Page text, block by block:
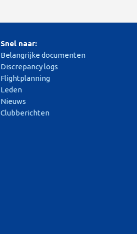
Snel naar:
Belangrijke documenten
Discrepancy logs
Flightplanning
Leden
Nieuws
Clubberichten